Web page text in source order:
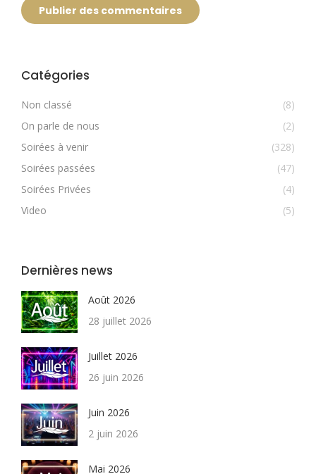
Publier des commentaires
Catégories
Non classé
(8)
On parle de nous
(2)
Soirées à venir
(328)
Soirées passées
(47)
Soirées Privées
(4)
Video
(5)
Dernières news
Août 2026
28 juillet 2026
Juillet 2026
26 juin 2026
Juin 2026
2 juin 2026
Mai 2026